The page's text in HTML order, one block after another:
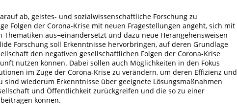
ab, geistes- und sozialwissenschaftliche Forschung zu
Folgen der Corona-Krise mit neuen Fragestellungen angeht, sich mit
Thematiken aus¬einandersetzt und dazu neue Herangehensweisen
Forschung soll Erkenntnisse hervorbringen, auf deren Grundlage
den negativen gesellschaftlichen Folgen der Corona-Krise
nutzen können. Dabei sollen auch Möglichkeiten in den Fokus
im Zuge der Corona-Krise zu verändern, um deren Effizienz und
sind wiederum Erkenntnisse über geeignete Lösungsmaßnahmen
und Öffentlichkeit zurückgreifen und die so zu einer
können.